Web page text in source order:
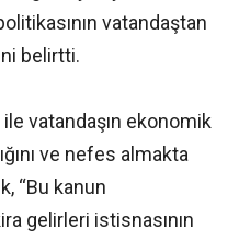
vatandaştan
belirtti.
vatandaşın ekonomik
ve nefes almakta
“Bu kanun
gelirleri istisnasının